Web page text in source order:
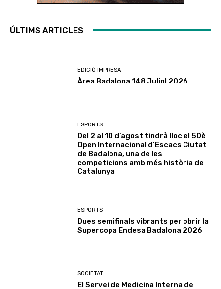
ÚLTIMS ARTICLES
EDICIÓ IMPRESA
Àrea Badalona 148 Juliol 2026
ESPORTS
Del 2 al 10 d’agost tindrà lloc el 50è
Open Internacional d’Escacs Ciutat
de Badalona, una de les
competicions amb més història de
Catalunya
ESPORTS
Dues semifinals vibrants per obrir la
Supercopa Endesa Badalona 2026
SOCIETAT
El Servei de Medicina Interna de